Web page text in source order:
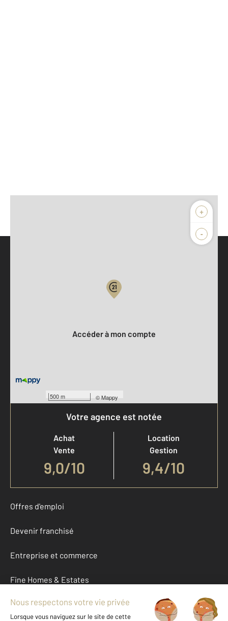
+
-
500 m ©Mappy
Accéder à mon compte
Votre agence est notée
Achat
Vente
9,0/10
Location
Gestion
9,4/10
Offres d'emploi
Devenir franchisé
Entreprise et commerce
Fine Homes & Estates
À propos